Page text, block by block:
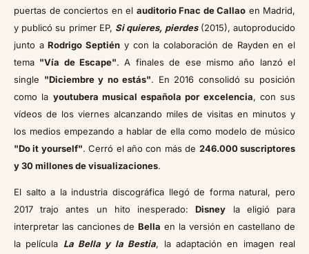
puertas de conciertos en el auditorio Fnac de Callao en Madrid,
y publicó su primer EP, Si quieres, pierdes(2015), autoproducido
junto aRodrigo Septién y con la colaboración de Rayden en el
tema "Vía de Escape". A finales de ese mismo año lanzó el
single "Diciembre y no estás". En 2016 consolidó su posición
como la youtubera musical española por excelencia, con sus
vídeos de los viernes alcanzando miles de visitas en minutos y
los medios empezando a hablar de ella como modelo de músico
"Do it yourself". Cerró el año con más de 246.000 suscriptores
y 30 millones de visualizaciones.
El salto a la industria discográfica llegó de forma natural, pero
2017 trajo antes un hito inesperado:Disney la eligió para
interpretar las canciones deBella en la versión en castellano de
la película La Bella y la Bestia, la adaptación en imagen real